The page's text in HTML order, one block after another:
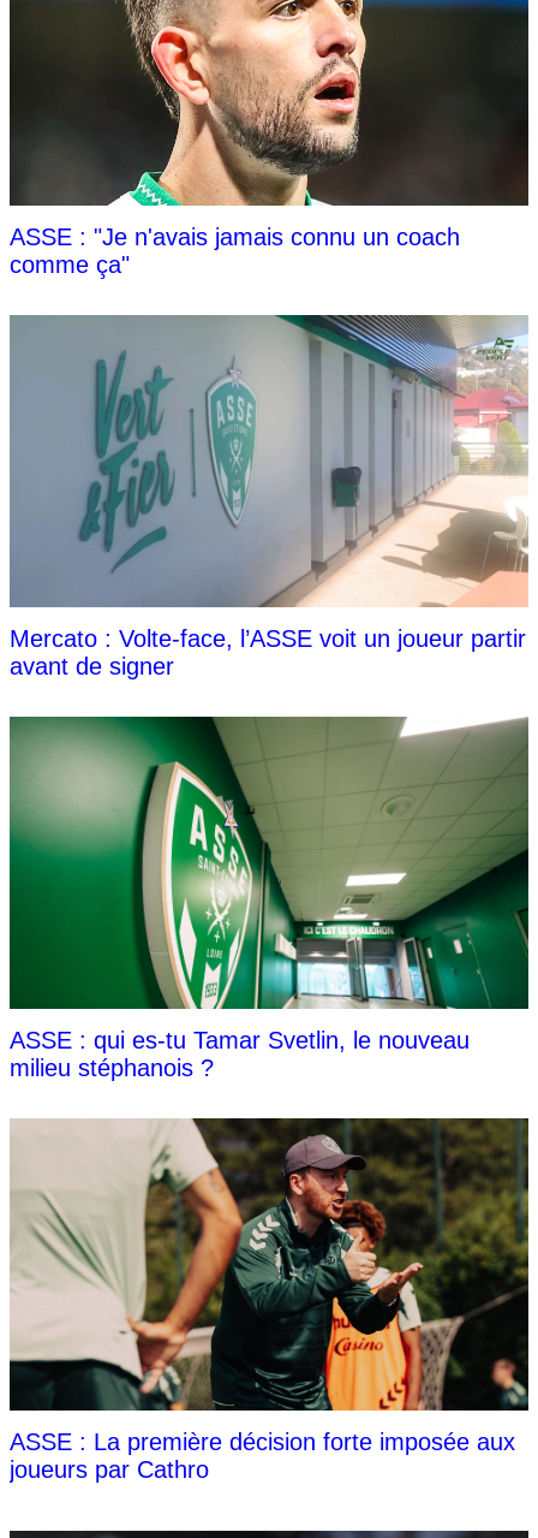
ASSE : "Je n'avais jamais connu un coach
comme ça"
Mercato : Volte-face, l’ASSE voit un joueur partir
avant de signer
ASSE : qui es-tu Tamar Svetlin, le nouveau
milieu stéphanois ?
ASSE : La première décision forte imposée aux
joueurs par Cathro